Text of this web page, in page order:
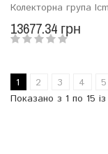
Колекторна група
13677.34 грн
1 2 3 4 5
Показано з 1 по 15